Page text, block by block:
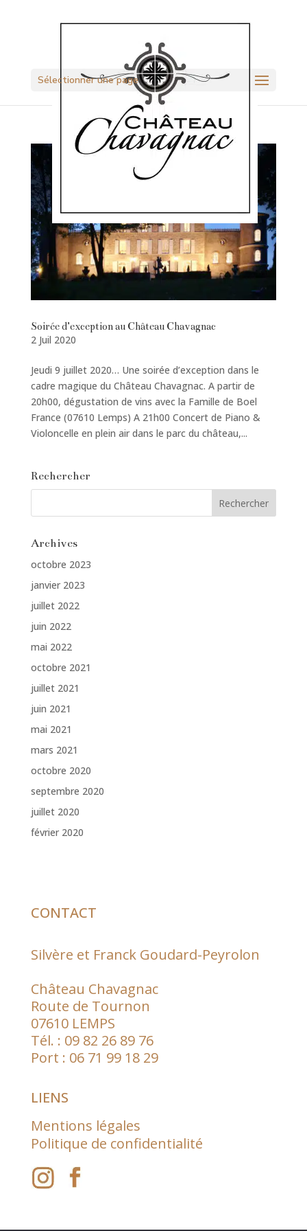
Sélectionner une page
Soirée d’exception au Château Chavagnac
2 Juil 2020
Jeudi 9 juillet 2020… Une soirée d’exception dans le
cadre magique du Château Chavagnac. A partir de
20h00, dégustation de vins avec la Famille de Boel
France (07610 Lemps) A 21h00 Concert de Piano &
Violoncelle en plein air dans le parc du château,...
Rechercher
Archives
octobre 2023
janvier 2023
juillet 2022
juin 2022
mai 2022
octobre 2021
juillet 2021
juin 2021
mai 2021
mars 2021
octobre 2020
septembre 2020
juillet 2020
février 2020
CONTACT
Silvère et Franck Goudard-Peyrolon
Château Chavagnac
Route de Tournon
07610 LEMPS
Tél. : 09 82 26 89 76
Port : 06 71 99 18 29
LIENS
Mentions légales
Politique de confidentialité